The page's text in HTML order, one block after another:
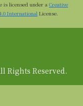
is licensed under a Creative
International License.
Rights Reserved.